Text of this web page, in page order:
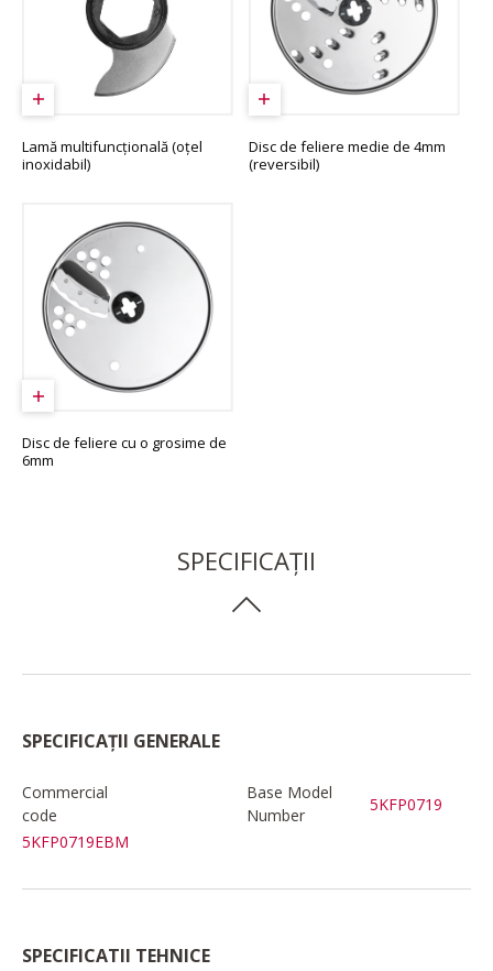
Lamă multifuncţională (oțel
inoxidabil)
Disc de feliere medie de 4mm
(reversibil)
Disc de feliere cu o grosime de
6mm
SPECIFICAȚII
SPECIFICAȚII GENERALE
Commercial
code
5KFP0719EBM
Base Model
Number
5KFP0719
SPECIFICATII TEHNICE